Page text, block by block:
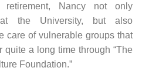
Nancy not only
at the University, but also
care of vulnerable groups that
a long time through “The
Foundation.”